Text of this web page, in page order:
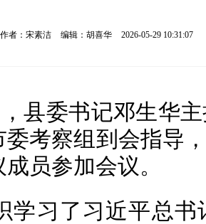
作者：宋素洁 编辑：胡喜华 2026-05-29 10:31:07
县委书记邓生华
委考察组到会指导
员参加会议。
学习了习近平总